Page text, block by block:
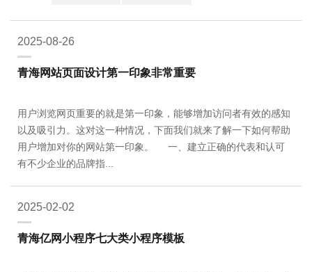
2025-08-26
青海网站页面设计第一印象非常重要
用户浏览网页重要的就是第一印象，能够增加访问者有效的感知
以及吸引力。这对这一种情况，下面我们就来了解一下如何帮助
用户增加对你的网站第一印象。 一、建立正确的代表和认可
有不少企业的品牌指...
2025-02-02
青海亿网小程序七大类小程序模板